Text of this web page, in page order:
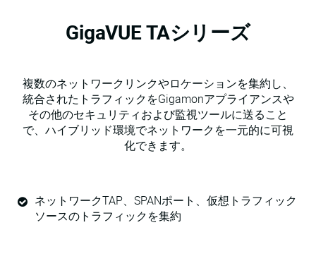
GigaVUE TAシリーズ
複数のネットワークリンクやロケーションを集約し、
統合されたトラフィックをGigamonアプライアンスや
その他のセキュリティおよび監視ツールに送ること
で、ハイブリッド環境でネットワークを一元的に可視
化できます。
ネットワークTAP、SPANポート、仮想トラフィック
ソースのトラフィックを集約